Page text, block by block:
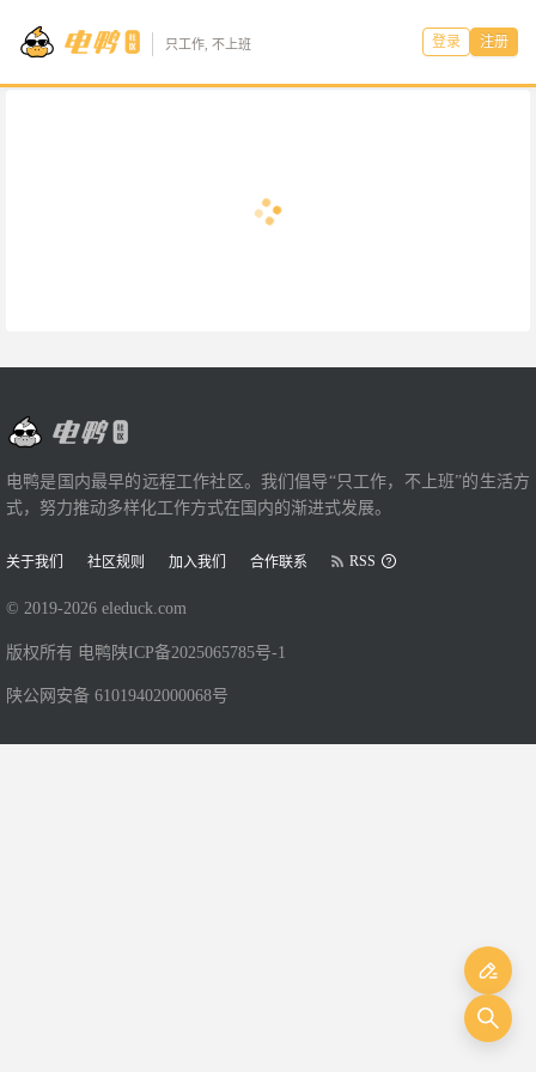
只工作, 不上班 登录 注册
电鸭是国内最早的远程工作社区。我们倡导“只工作，不上班”的生活方
式，努力推动多样化工作方式在国内的渐进式发展。
关于我们 社区规则 加入我们 合作联系 RSS
© 2019-2026 eleduck.com
版权所有 电鸭 陕ICP备2025065785号-1
陕公网安备 61019402000068号